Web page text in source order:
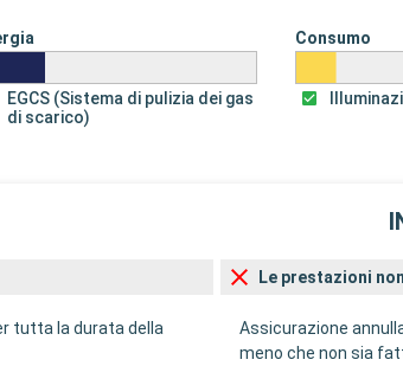
EGCS (Sistema di pulizia dei gas
di scarico)
Consumo
tutta la durata della
Le prestazioni
Assicurazione
meno che non sia